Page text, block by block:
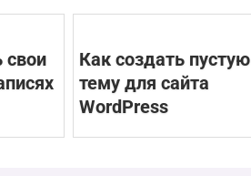
свои
Как создать пустую
тему для сайта
WordPress